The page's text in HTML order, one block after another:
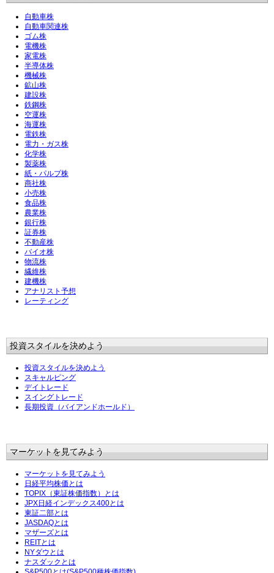
自動車株
自動車関連株
ゴム株
電機株
家電株
半導体株
機械株
鉱山株
建設株
鉄鋼株
空運株
海運株
電鉄株
電力・ガス株
化学株
製薬株
紙・パルプ株
商社株
小売株
食品株
農業株
銀行株
証券株
不動産株
バイオ株
物流株
繊維株
建機株
アナリスト予想
レーティング
投資スタイルを決めよう
投資スタイルを決めよう
スキャルピング
デイトレード
スイングトレード
長期投資（バイアンドホールド）
マーケットを見てみよう
マーケットを見てみよう
日経平均株価とは
TOPIX（東証株価指数）とは
JPX日経インデックス400とは
東証二部とは
JASDAQとは
マザーズとは
REITとは
NYダウとは
ナスダックとは